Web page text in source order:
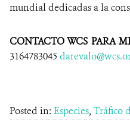
mundial dedicadas a la
CONTACTO WCS PARA
3164783045
Posted in: Especies, Tráfico